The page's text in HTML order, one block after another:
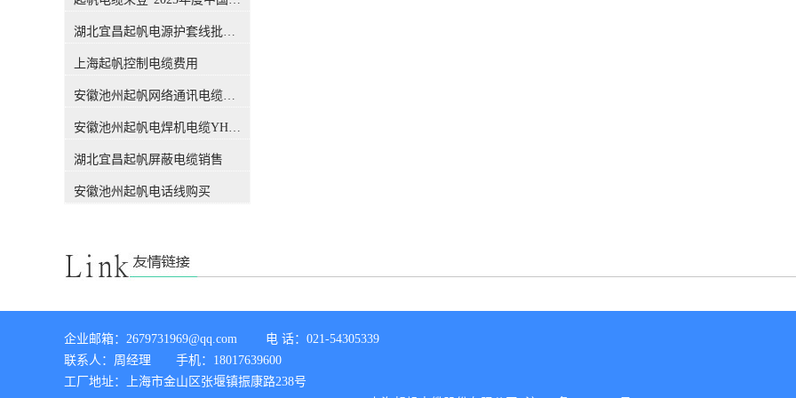
这个概念，我们能知道，这个
线电缆#的规格，仅仅是规格
和文件上的表示。 电缆导体的
【实际】截面积实际截面积：
它指的是导体的实际截面积，
也就是大家用千分尺测量出的
者来讲，某标称截面的导体截
要求，即直流电阻是否满足标
准要求。当今随着导体材料生
已经得到普遍应用，铜导体材
料电阻率足以保证用小于标称
直径铜丝能满足对应规格直流
电阻的要求。 综上所述：目前
吗？前不久，权威机构CQC出
具的一份报告，引发了行业的
扰很多人的问题，有了这份报
这个给客户解释了。CQC是什
（CQC）是经*机构编制批
准，由国家质量监督检验检疫
总局设立，委托国家认监委管
理的**认证机构。CQC是中国
经验，各项业务均成果卓著，
认证客户数量居全国认证机构
过简单的介绍，我们相信CQC
的。下面进入主题，看看这份
报告都解释了哪些内容。 电缆
导体的【标称】截面积标称截
湖北宜昌起帆电源护套线批发价格
上海起帆控制电缆费用
安徽池州起帆网络通讯电缆销售
安徽池州起帆电焊机电缆YH生产厂家
湖北宜昌起帆屏蔽电缆销售
安徽池州起帆电话线购买
企业邮箱：2679731969@qq.com        电 话：021-54305339
联系人：周经理       手机：18017639600
工厂地址：上海市金山区张堰镇振康路238号